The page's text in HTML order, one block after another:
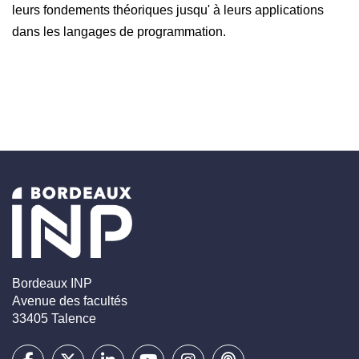
leurs fondements théoriques jusqu' à leurs applications
dans les langages de programmation.
Bordeaux INP
Avenue des facultés
33405 Talence